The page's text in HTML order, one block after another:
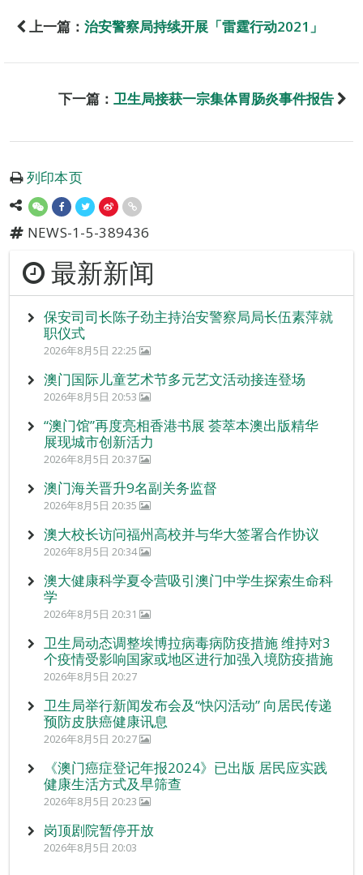
上一篇： 治安警察局持续开展「雷霆行动2021」
下一篇： 卫生局接获一宗集体胃肠炎事件报告
列印本页
NEWS-1-5-389436
最新新闻
保安司司长陈子劲主持治安警察局局长伍素萍就
职仪式
2026年8月5日 22:25
澳门国际儿童艺术节多元艺文活动接连登场
2026年8月5日 20:53
“澳门馆”再度亮相香港书展 荟萃本澳出版精华
展现城市创新活力
2026年8月5日 20:37
澳门海关晋升9名副关务监督
2026年8月5日 20:35
澳大校长访问福州高校并与华大签署合作协议
2026年8月5日 20:34
澳大健康科学夏令营吸引澳门中学生探索生命科
学
2026年8月5日 20:31
卫生局动态调整埃博拉病毒病防疫措施 维持对3
个疫情受影响国家或地区进行加强入境防疫措施
2026年8月5日 20:27
卫生局举行新闻发布会及“快闪活动” 向居民传递
预防皮肤癌健康讯息
2026年8月5日 20:27
《澳门癌症登记年报2024》已出版 居民应实践
健康生活方式及早筛查
2026年8月5日 20:23
岗顶剧院暂停开放
2026年8月5日 20:03